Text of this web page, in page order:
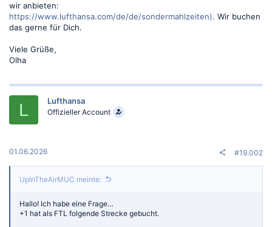
wir anbieten:
https://www.lufthansa.com/de/de/sondermahlzeiten). Wir buchen
das gerne für Dich.
Viele Grüße,
Olha
L Lufthansa
Offizieller Account
01.06.2026 #19.002
UpInTheAirMUC meinte:
Hallo! Ich habe eine Frage…
+1 hat als FTL folgende Strecke gebucht.